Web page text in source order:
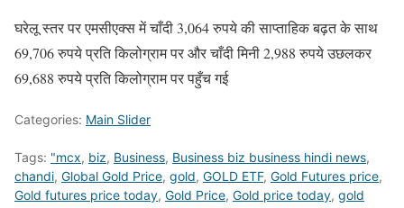
घरेलू स्तर पर एमसीएक्स में चाँदी 3,064 रुपये की साप्ताहिक बढ़त के साथ
69,706 रुपये प्रति किलोग्राम पर और चाँदी मिनी 2,988 रुपये उछलकर
69,688 रुपये प्रति किलोग्राम पर पहुँच गई
Categories: Main Slider
Tags: "mcx, biz, Business, Business biz business hindi news,
chandi, Global Gold Price, gold, GOLD ETF, Gold Futures price,
Gold futures price today, Gold Price, Gold price today, gold